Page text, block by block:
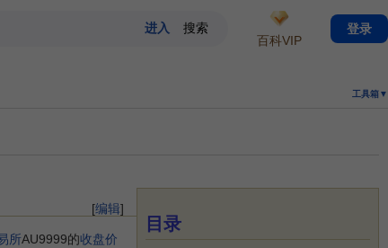
工具箱▼
目录
[编辑]
所AU9999的收盘价
百科VIP
登录